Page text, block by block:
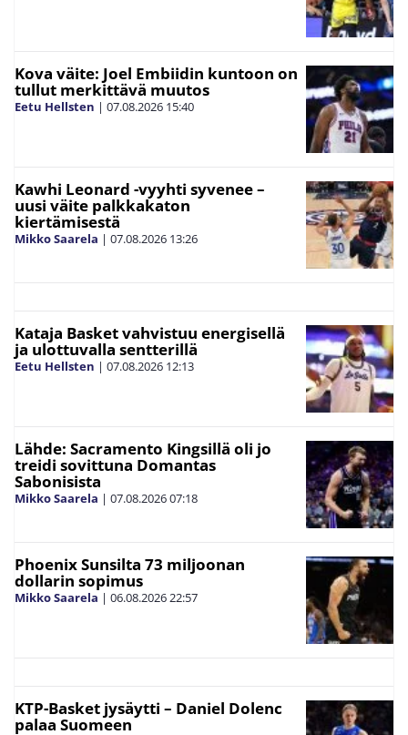
Kova väite: Joel Embiidin kuntoon on
tullut merkittävä muutos
Eetu Hellsten | 07.08.2026 15:40
Kawhi Leonard -vyyhti syvenee –
uusi väite palkkakaton
kiertämisestä
Mikko Saarela | 07.08.2026 13:26
Kataja Basket vahvistuu energisellä
ja ulottuvalla sentterillä
Eetu Hellsten | 07.08.2026 12:13
Lähde: Sacramento Kingsillä oli jo
treidi sovittuna Domantas
Sabonisista
Mikko Saarela | 07.08.202607:18
Phoenix Sunsilta 73 miljoonan
dollarin sopimus
Mikko Saarela | 06.08.202622:57
KTP-Basket jysäytti – Daniel Dolenc
palaa Suomeen